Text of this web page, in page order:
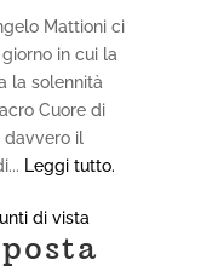
Mattioni ci
in cui la
la solennità
Cuore di
davvero il
Leggi tutto.
di vista